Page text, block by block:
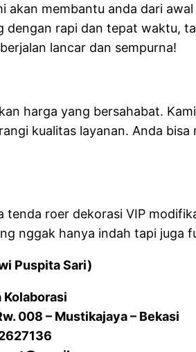
membantu anda dari
rapi dan tepat waktu,
lancar dan sempurna!
harga yang bersahabat.
kualitas layanan. Anda
roer dekorasi VIP
nggak hanya indah tapi juga
Puspita Sari)
Kolaborasi
008 – Mustikajaya – Bekasi